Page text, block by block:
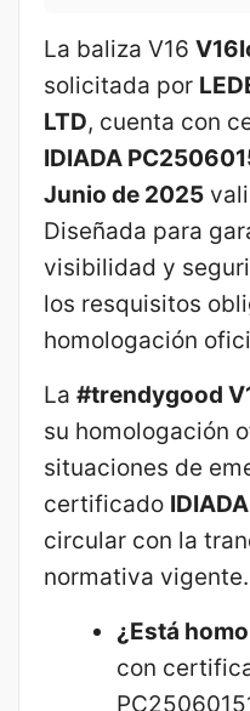
La baliza V16
solicitada por
LTD, cuenta con
IDIADA
Junio de 2025
Diseñada para
visibilidad y
los resquisitos
homologación
La #trendygood
su homologación
situaciones de
certificado
circular con la
normativa vigente.
¿Está
con